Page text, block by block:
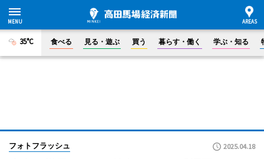
35°C 食べる 見る・遊ぶ 買う 暮らす・働く 学ぶ・知る
フォトフラッシュ 2025.04.18